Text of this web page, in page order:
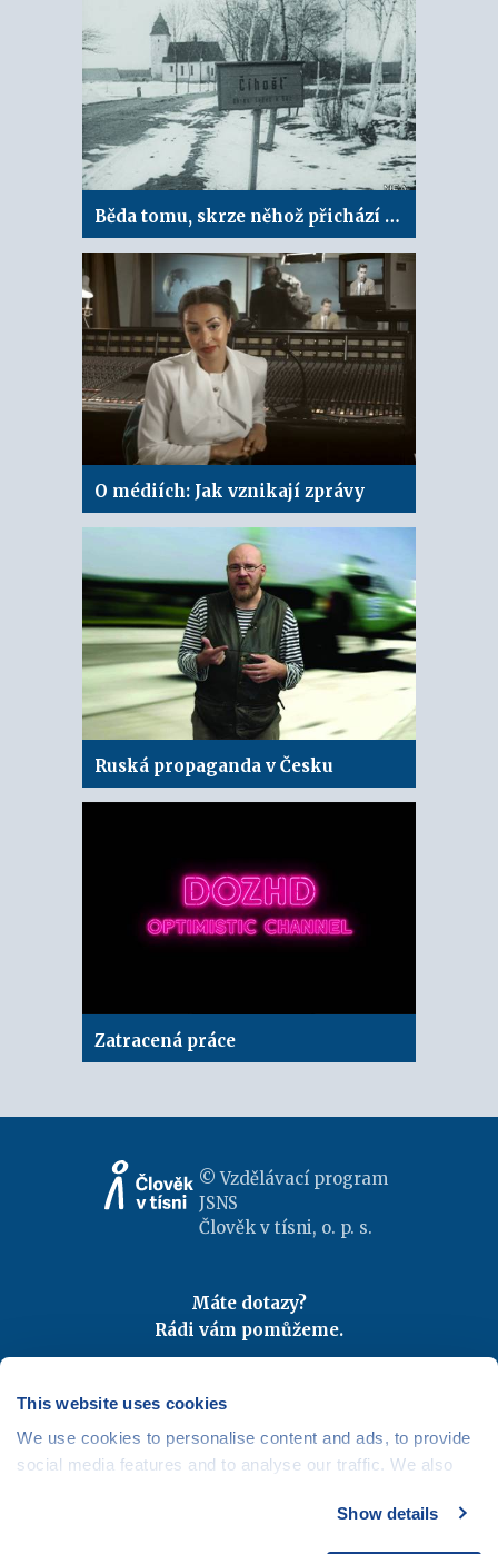
This website uses cookies
We use cookies to personalise content and ads, to provide
social media features and to analyse our traffic. We also
media, advertising and analytics partners who may
Show details
Běda tomu, skrze něhož přichází pohoršení
O médiích: Jak vznikají zprávy
Ruská propaganda v Česku
Zatracená práce
© Vzdělávací program
JSNS
Člověk v tísni, o. p. s.
Máte dotazy?
Rádi vám pomůžeme.
Odebírejte newslettery
Mapa webu |Kariéra
Osobní údaje|Cookies